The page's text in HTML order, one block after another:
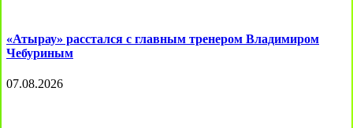
«Атырау» расстался с главным тренером Владимиром
Чебуриным
07.08.2026